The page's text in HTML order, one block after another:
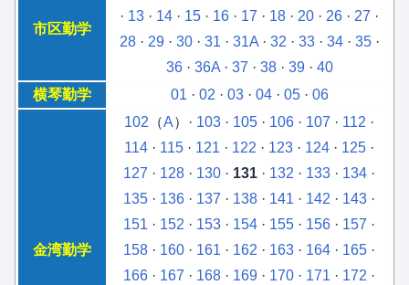
市区勤学
· 13 · 14 · 15 · 16 · 17 · 18 · 20 · 26 · 27 ·
28· 29· 30· 31 · 31A· 32 · 33· 34· 35·
36· 36A· 37 · 38· 39· 40
横琴勤学
01 · 02 · 03· 04· 05· 06
金湾勤学
102 （A）· 103 · 105 · 106 · 107 · 112 ·
114 · 115 · 121 · 122 · 123 · 124 · 125 ·
127 · 128 · 130 · 131 · 132 · 133 · 134 ·
135 · 136 · 137 · 138 · 141 · 142 · 143 ·
151 · 152 · 153 · 154 · 155 · 156 · 157 ·
158 · 160 · 161 · 162 · 163 · 164 · 165 ·
166 · 167 · 168 · 169 · 170 · 171 · 172 ·